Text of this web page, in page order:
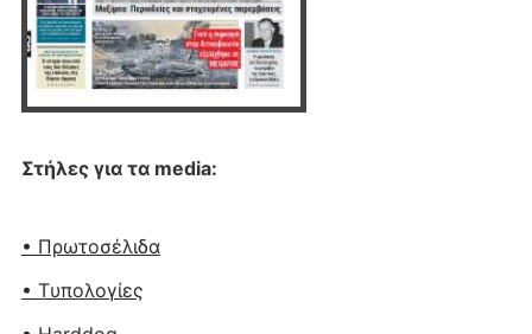
Στήλες για τα media:
• Πρωτοσέλιδα
• Tυπολογίες